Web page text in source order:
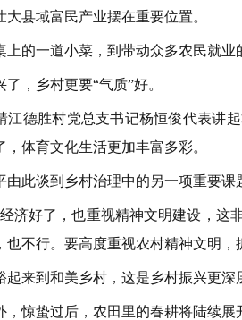
大县域富民产业摆在重要位置。
一道小菜，到带动众多农民就业
乡村更要“气质”好。
胜村党总支书记杨恒俊代表讲起
，体育文化生活更加丰富多彩。
此谈到乡村治理中的另一项重要课
好了，也重视精神文明建设，这
也不行。要高度重视农村精神文明
到和美乡村，这是乡村振兴更深
蛰过后，农田里的春耕将陆续展